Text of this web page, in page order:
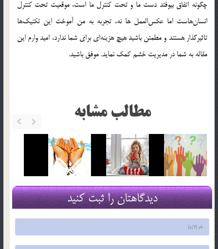
چگونه اتفاق بیوفتد دست ما و تحت کنترل ما است، موقعیت تحت کنترل
انسان‌هاست اما عکس‌العمل ها نه، تجربه به من آموخت این تکنیک‌ها
تاثیرگذار هستند و مطمئن باشید هیچ هزینه‌ای برای شما ندارد، امید وارم این
مقاله به شما در مدیریت خشم کمک نماید. موفق باشید.
مطالب مشابه
دیدگاهتان را ثبت کنید